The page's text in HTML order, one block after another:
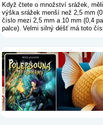
Když čtete o množství srážek,
výška srážek menší než 2,5 mm
číslo mezi 2,5 mm a 10 mm (0,4
palce). Velmi silný déšť má toto